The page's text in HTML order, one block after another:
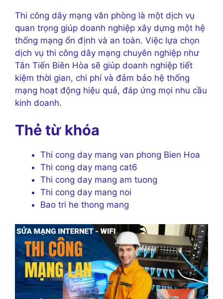
Thi công dây mạng văn phòng là một dịch vụ
quan trọng giúp doanh nghiệp xây dựng một hệ
thống mạng ổn định và an toàn. Việc lựa chọn
dịch vụ thi công dây mạng chuyên nghiệp như
Tân Tiến Biên Hòa sẽ giúp doanh nghiệp tiết
kiệm thời gian, chi phí và đảm bảo hệ thống
mạng hoạt động hiệu quả, đáp ứng mọi nhu cầu
kinh doanh.
Thẻ từ khóa
Thi cong day mang van phong Bien Hoa
Thi cong day mang cat6
Thi cong day mang am tuong
Thi cong day mang noi
Bao tri he thong mang